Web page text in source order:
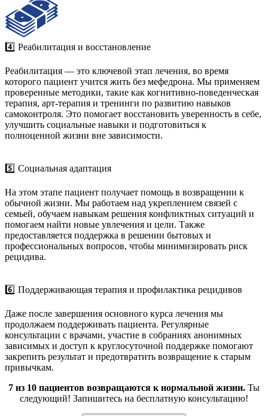
4️⃣ Реабилитация и восстановление
Реабилитация — это ключевой этап лечения, во время
которого пациент учится жить без мефедрона. Мы применяем
проверенные методики, такие как когнитивно-поведенческая
терапия, арт-терапия и тренинги по развитию навыков
самоконтроля. Это помогает восстановить уверенность в себе,
улучшить социальные навыки и подготовиться к
полноценной жизни вне зависимости.
5️⃣ Социальная адаптация
На этом этапе пациент получает помощь в возвращении к
обычной жизни. Мы работаем над укреплением связей с
семьей, обучаем навыкам решения конфликтных ситуаций и
помогаем найти новые увлечения и цели. Также
предоставляется поддержка в решении бытовых и
профессиональных вопросов, чтобы минимизировать риск
рецидива.
6️⃣ Поддерживающая терапия и профилактика рецидивов
Даже после завершения основного курса лечения мы
продолжаем поддерживать пациента. Регулярные
консультации с врачами, участие в собраниях анонимных
зависимых и доступ к круглосуточной поддержке помогают
закрепить результат и предотвратить возвращение к старым
привычкам.
7 из 10 пациентов возвращаются к нормальной жизни. Ты
следующий! Запишитесь на бесплатную консультацию!